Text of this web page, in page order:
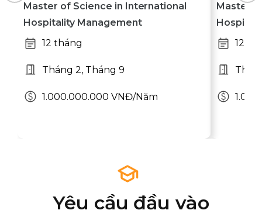
Master of Science in International
Hospitality Management
12 tháng
Tháng 2, Tháng 9
1.000.000.000 VNĐ/Năm
Master
12
Yêu cầu đầu vào